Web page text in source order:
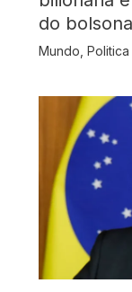
do
Mundo Politica